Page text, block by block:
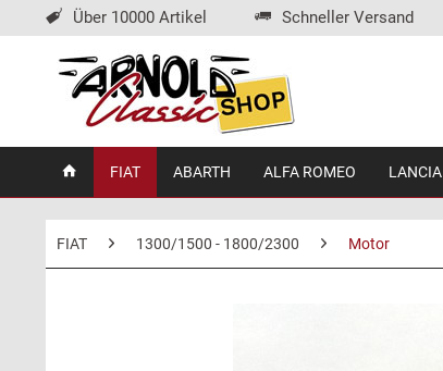
Über 10000 Artikel Schneller Versand
FIAT ABARTH ALFA ROMEO LANCIA
FIAT 1300/1500 - 1800/2300 Motor